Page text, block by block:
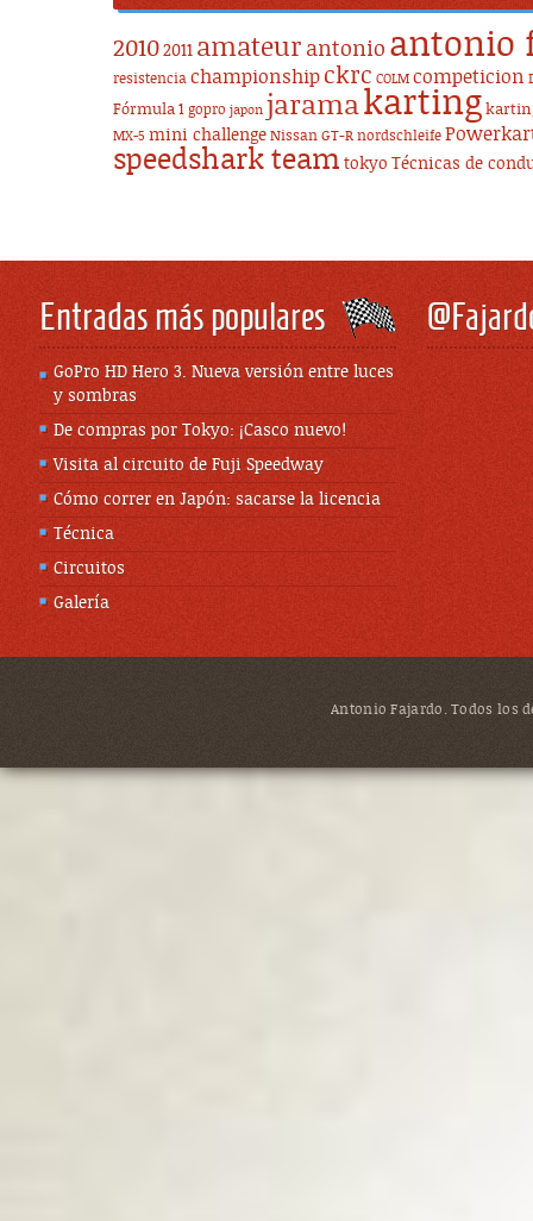
20102011 amateur antonio antonio
resistencia championship ckrc COLM competicion
Fórmula 1 gopro japon jaramakarting
MX-5 mini challenge Nissan GT-R nordschleife
speedshark team tokyo Técnicas de
Entradas más populares
GoPro HD Hero 3. Nueva versión entre luces
y sombras
De compras por Tokyo: ¡Casco nuevo!
Visita al circuito de Fuji Speedway
Cómo correr en Japón: sacarse la licencia
Técnica
Circuitos
Galería
Antonio Fajardo. Todos los